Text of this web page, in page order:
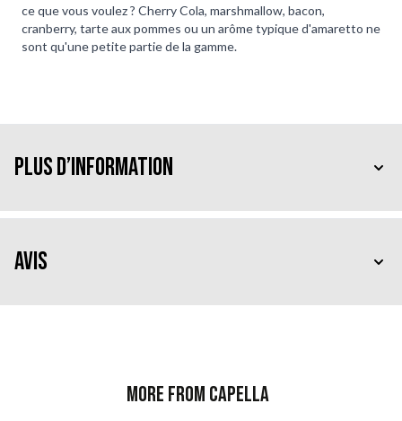
ce que vous voulez ? Cherry Cola, marshmallow, bacon,
cranberry, tarte aux pommes ou un arôme typique d'amaretto ne
sont qu'une petite partie de la gamme.
Plus d’information
Avis
More from Capella